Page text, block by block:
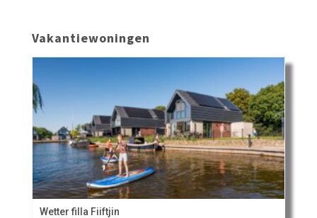
Vakantiewoningen
Wetter filla Fiiftjin